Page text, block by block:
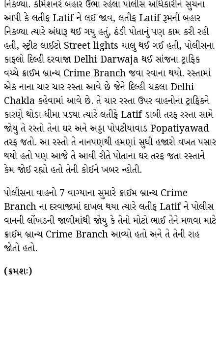
નિકળ્યા. કમિશનરે બહાર ઉભા રહેલા પોલીસ અધિકારીને સુચના
આપી કે લતીફ Latif ને લઈ જાવ, લતીફ Latif રૂમની બહાર
નિકળ્યા ત્યારે અંધારૂ થઈ ગયુ હતું, ઠંડી પોતાનું પણ કામ કરી રહી
હતી, સ્ટ્રીટ લાઈટો Street lights ચાલુ થઈ ગઈ હતી, પોલીસના
કાફલો દિલ્હી દરવાજા Delhi Darwaja થઈ સાંજના ટ્રાફિક
વચ્ચે ક્રાઈમ બ્રાન્ચ Crime Branch જવા રવાના થયો. રસ્તામાં
એક નાના ચાર ચાર રસ્તા આવે છે જેને દિલ્હી ચકલા Delhi
Chakla કહેવામાં આવે છે. તે ચાર રસ્તા ઉપર વાહનોના ટ્રાફિકને
કારણે થોડા ધીમા પડ્યા ત્યારે લતીફે Latif ડાબી તરફ રસ્તા સામે
જોયુ તે રસ્તો તેના ઘર અને અડ્ડા પોપટીયાવાડ Popatiyawad
તરફ જતો. આ રસ્તો તે નાનપણથી હમણાં સુધી હજારો વખત પસાર
થયો હતો પણ આજે તે આવી રીતે પોતાના ઘર તરફ જતા રસ્તાને
કેમ જોઈ રહ્યો હતો તેની કોઈને ખબર ન્હોતી.
પોલીસના વાહનો 7 વાગ્યાના સુમારે ક્રાઈમ બ્રાન્ચ Crime
Branch ના દરવાજામાં દાખલ થયા ત્યારે લતીફ Latif ને પોલીસ
વાનની લોંખડની જાળીમાંથી જોયુ કે તેનો મોટો ભાઈ તેને મળવા માટે
ક્રાઈમ બ્રાન્ચ Crime Branch આવ્યો હતો અને તે તેની રાહ
જોતો હતો.
(ક્રમશઃ)